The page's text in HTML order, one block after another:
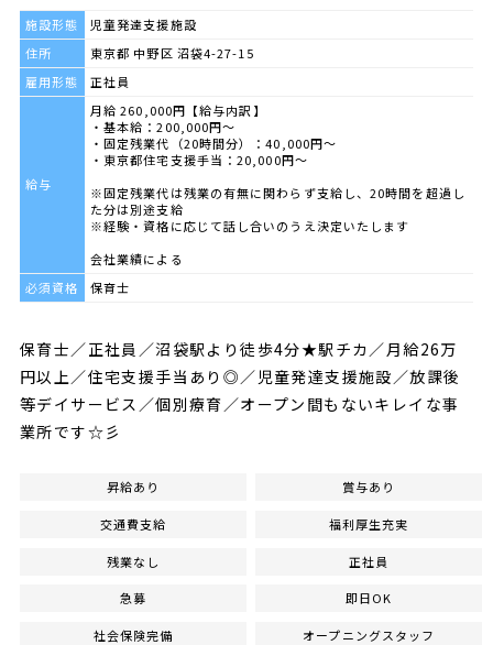
施設形態
児童発達支援施設
住所
東京都 中野区 沼袋4-27-15
雇用形態
正社員
給与
月給 260,000円【給与内訳】
・基本給：200,000円～
・固定残業代（20時間分）：40,000円～
・東京都住宅支援手当：20,000円～
※固定残業代は残業の有無に関わらず支給し、20時間を超過し
た分は別途支給
※経験・資格に応じて話し合いのうえ決定いたします
会社業績による
必須資格
保育士
保育士／正社員／沼袋駅より徒歩4分★駅チカ／月給26万
円以上／住宅支援手当あり◎／児童発達支援施設／放課後
等デイサービス／個別療育／オープン間もないキレイな事
業所です☆彡
昇給あり 賞与あり
交通費支給 福利厚生充実
残業なし 正社員
急募 即日OK
社会保険完備 オープニングスタッフ